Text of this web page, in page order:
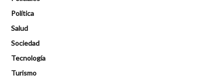
Política
Salud
Sociedad
Tecnología
Turismo